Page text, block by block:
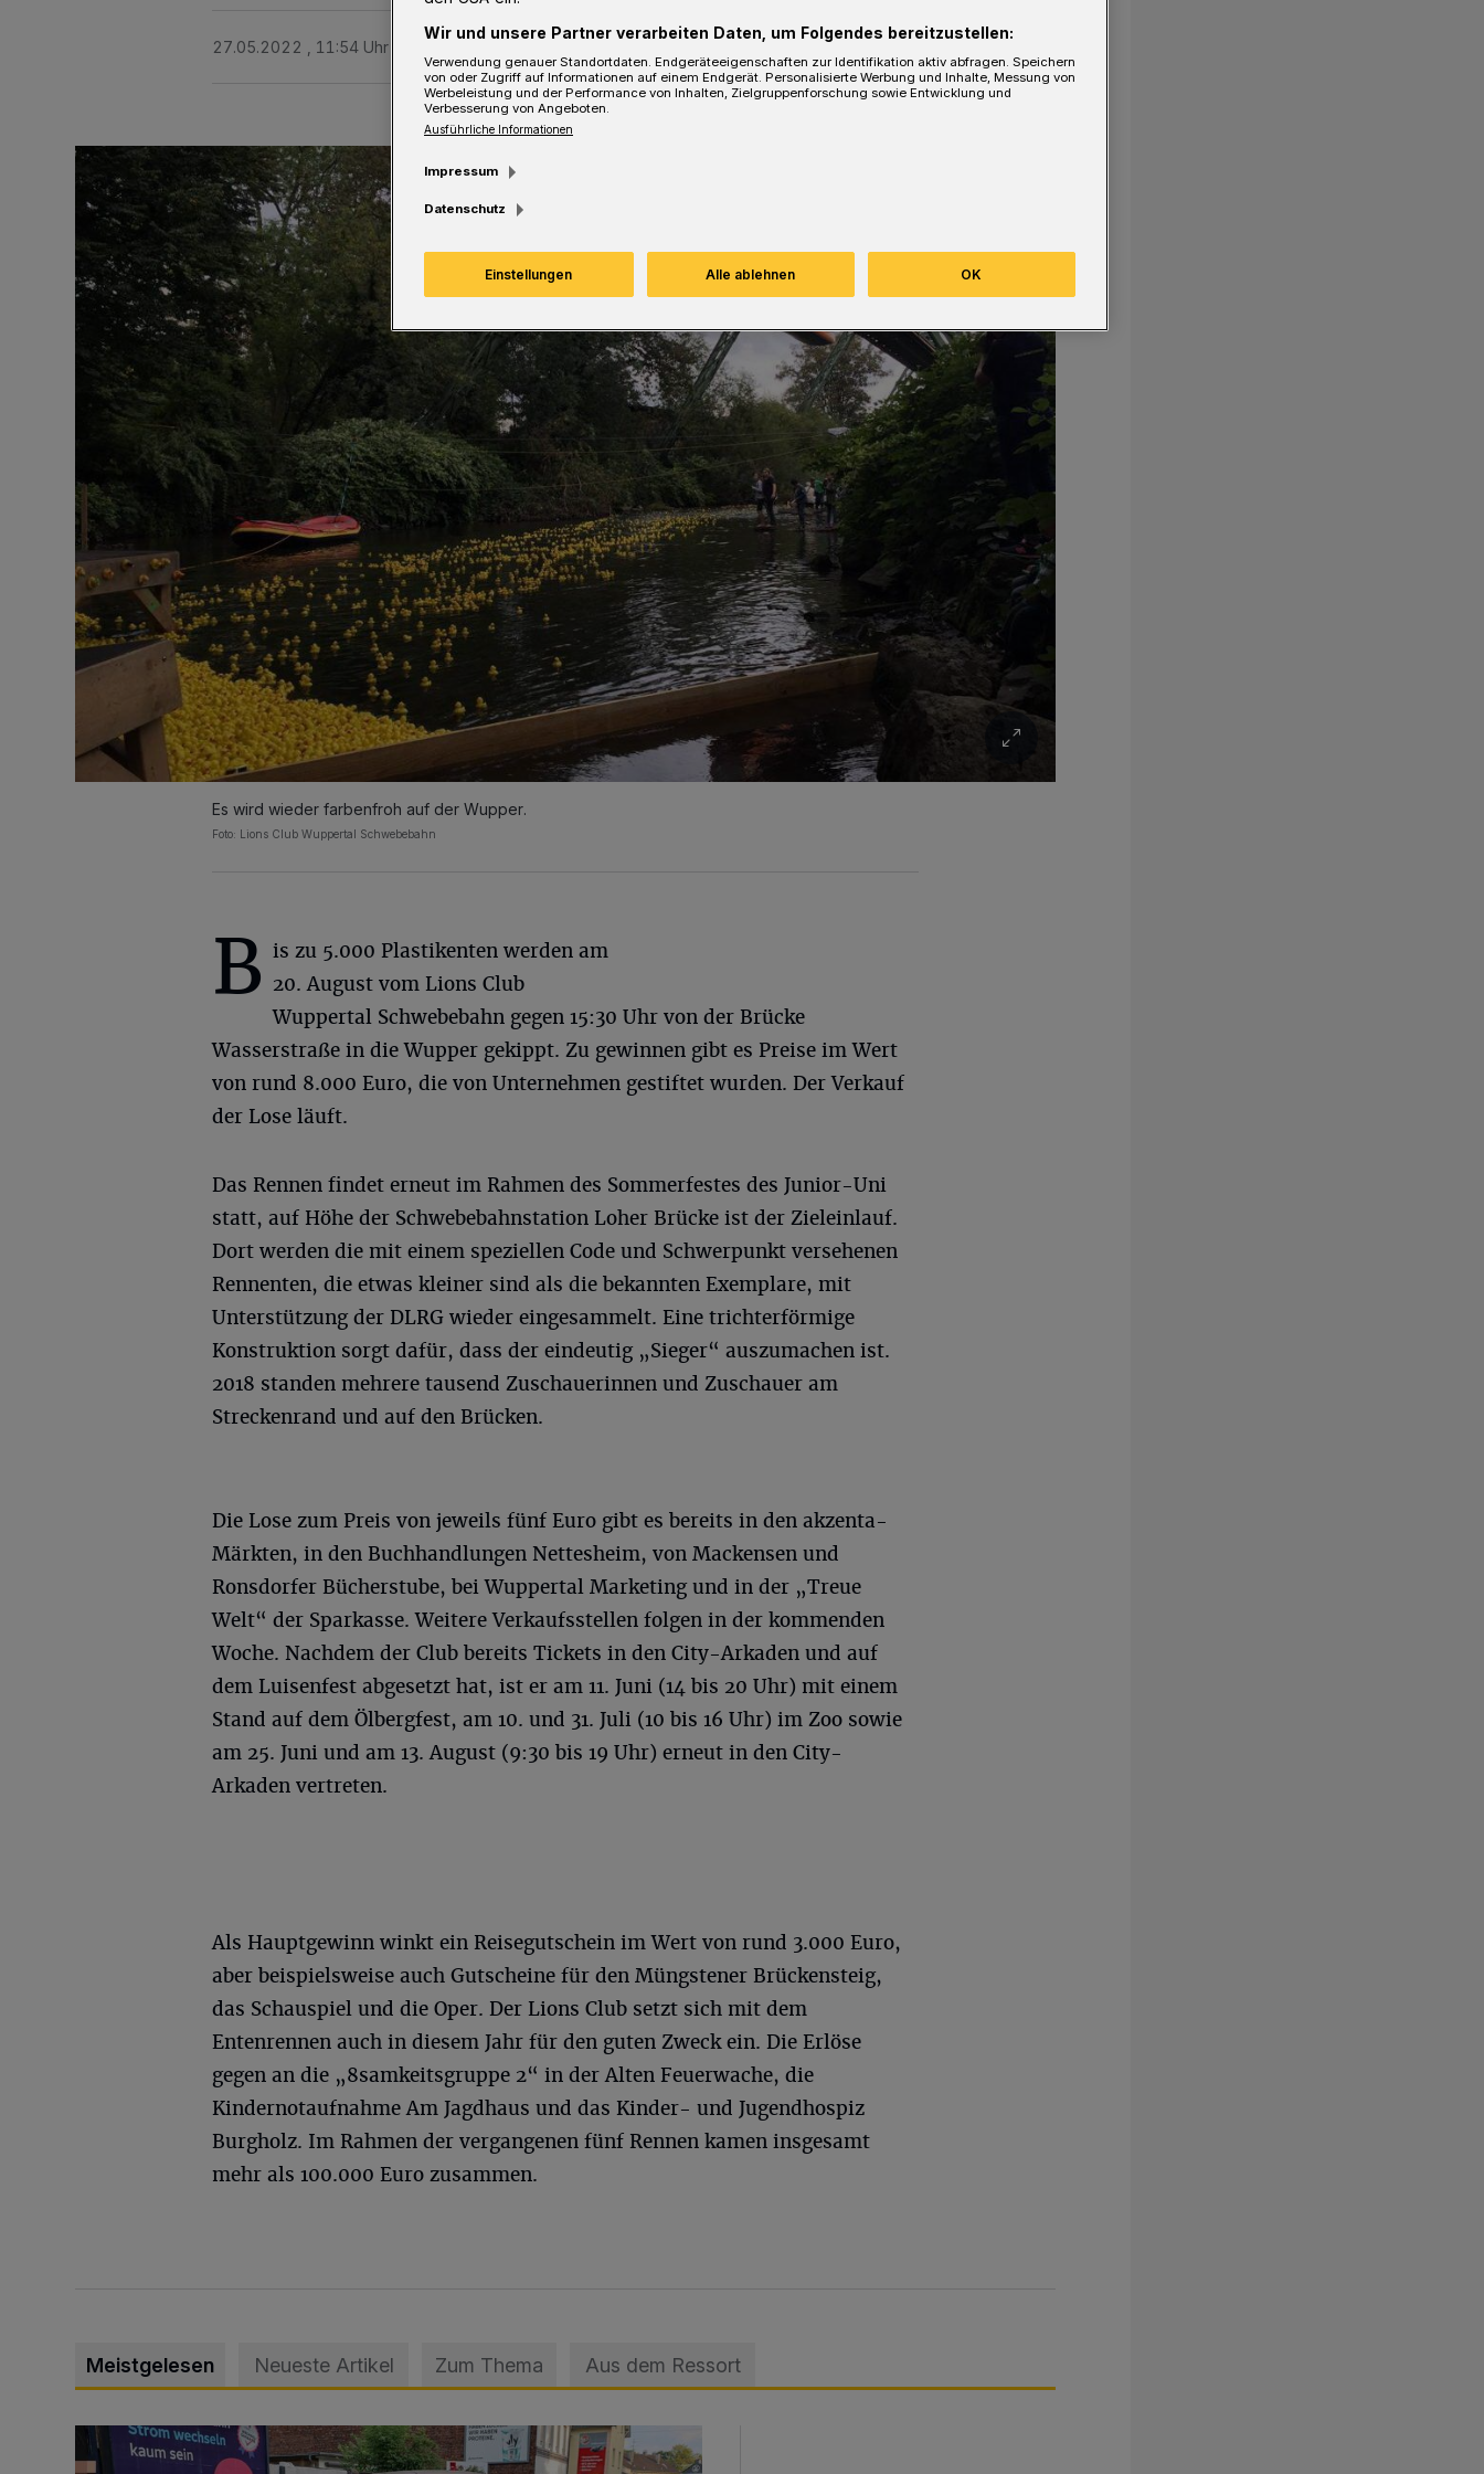
27.05.2022 , 11:54 Uhr
Es wird wieder farbenfroh auf der Wupper.
Foto: Lions Club Wuppertal Schwebebahn
B is zu 5.000 Plastikenten werden am
20. August vom Lions Club
Wuppertal Schwebebahn gegen 15:30 Uhr von der Brücke
Wasserstraße in die Wupper gekippt. Zu gewinnen gibt es Preise im Wert
von rund 8.000 Euro, die von Unternehmen gestiftet wurden. Der Verkauf
der Lose läuft.
Das Rennen findet erneut im Rahmen des Sommerfestes des Junior-Uni
statt, auf Höhe der Schwebebahnstation Loher Brücke ist der Zieleinlauf.
Dort werden die mit einem speziellen Code und Schwerpunkt versehenen
Rennenten, die etwas kleiner sind als die bekannten Exemplare, mit
Unterstützung der DLRG wieder eingesammelt. Eine trichterförmige
Konstruktion sorgt dafür, dass der eindeutig „Sieger“ auszumachen ist.
2018 standen mehrere tausend Zuschauerinnen und Zuschauer am
Streckenrand und auf den Brücken.
Die Lose zum Preis von jeweils fünf Euro gibt es bereits in den akzenta-
Märkten, in den Buchhandlungen Nettesheim, von Mackensen und
Ronsdorfer Bücherstube, bei Wuppertal Marketing und in der „Treue
Welt“ der Sparkasse. Weitere Verkaufsstellen folgen in der kommenden
Woche. Nachdem der Club bereits Tickets in den City-Arkaden und auf
dem Luisenfest abgesetzt hat, ist er am 11. Juni (14 bis 20 Uhr) mit einem
Stand auf dem Ölbergfest, am 10. und 31. Juli (10 bis 16 Uhr) im Zoo sowie
am 25. Juni und am 13. August (9:30 bis 19 Uhr) erneut in den City-
Arkaden vertreten.
Als Hauptgewinn winkt ein Reisegutschein im Wert von rund 3.000 Euro,
aber beispielsweise auch Gutscheine für den Müngstener Brückensteig,
das Schauspiel und die Oper. Der Lions Club setzt sich mit dem
Entenrennen auch in diesem Jahr für den guten Zweck ein. Die Erlöse
gegen an die „8samkeitsgruppe 2“ in der Alten Feuerwache, die
Kindernotaufnahme Am Jagdhaus und das Kinder- und Jugendhospiz
Burgholz. Im Rahmen der vergangenen fünf Rennen kamen insgesamt
mehr als 100.000 Euro zusammen.
Meistgelesen Neueste Artikel Zum Thema Aus dem Ressort
Schwerer Unfall mit 2,48 Promille
Wir und unsere Partner verarbeiten Daten, um Folgendes bereitzustellen:
Verwendung genauer Standortdaten. Endgeräteeigenschaften zur Identifikation aktiv abfragen. Speichern
von oder Zugriff auf Informationen auf einem Endgerät. Personalisierte Werbung und Inhalte, Messung von
Werbeleistung und der Performance von Inhalten, Zielgruppenforschung sowie Entwicklung und
Verbesserung von Angeboten.
Ausführliche Informationen
Impressum
Datenschutz
Einstellungen Alle ablehnen OK